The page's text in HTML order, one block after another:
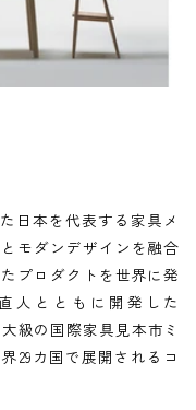
日本を代表する家具メ
モダンデザインを融合
プロダクトを世界に発
人とともに開発した
級の国際家具見本市ミ
29カ国で展開されるコ